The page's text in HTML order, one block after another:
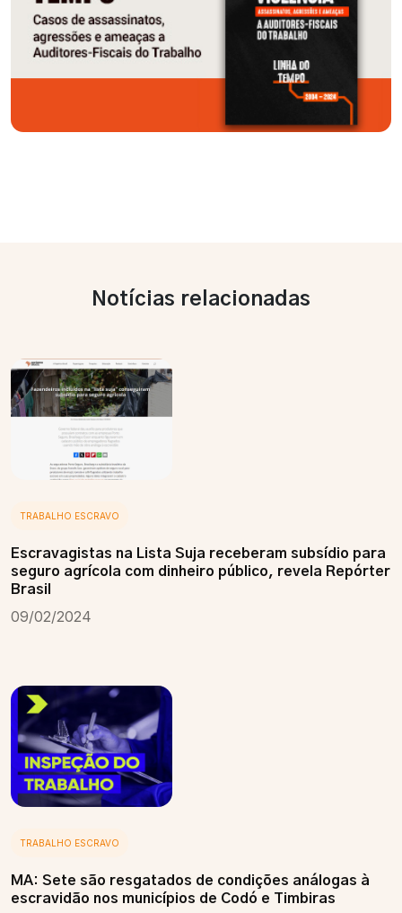
Notícias relacionadas
TRABALHO ESCRAVO
Escravagistas na Lista Suja receberam subsídio para
seguro agrícola com dinheiro público, revela Repórter
Brasil
09/02/2024
TRABALHO ESCRAVO
MA: Sete são resgatados de condições análogas à
escravidão nos municípios de Codó e Timbiras